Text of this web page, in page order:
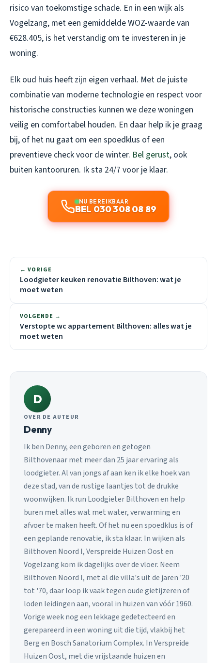
risico van toekomstige schade. En in een wijk als
Vogelzang, met een gemiddelde WOZ-waarde van
€628.405, is het verstandig om te investeren in je
woning.
Elk oud huis heeft zijn eigen verhaal. Met de juiste
combinatie van moderne technologie en respect voor
historische constructies kunnen we deze woningen
veilig en comfortabel houden. En daar help ik je graag
bij, of het nu gaat om een spoedklus of een
preventieve check voor de winter. Bel gerust, ook
buiten kantooruren. Ik sta 24/7 voor je klaar.
NU BEREIKBAAR
BEL 030 308 08 89
← VORIGE
Loodgieter keuken renovatie Bilthoven: wat je
moet weten
VOLGENDE →
Verstopte wc appartement Bilthoven: alles wat je
moet weten
D
OVER DE AUTEUR
Denny
Ik ben Denny, een geboren en getogen
Bilthovenaar met meer dan 25 jaar ervaring als
loodgieter. Al van jongs af aan ken ik elke hoek van
deze stad, van de rustige laantjes tot de drukke
woonwijken. Ik run Loodgieter Bilthoven en help
buren met alles wat met water, verwarming en
afvoer te maken heeft. Of het nu een spoedklus is of
een geplande renovatie, ik sta klaar. In wijken als
Bilthoven Noord I, Verspreide Huizen Oost en
Vogelzang kom ik dagelijks over de vloer. Neem
Bilthoven Noord I, met al die villa's uit de jaren '20
tot '70, daar loop ik vaak tegen oude gietijzeren of
loden leidingen aan, vooral in huizen van vóór 1960.
Vorige week nog een lekkage gedetecteerd en
gerepareerd in een woning uit die tijd, vlakbij het
Berg en Bosch Sanatorium Complex. In Verspreide
Huizen Oost, met die vrijstaande huizen en